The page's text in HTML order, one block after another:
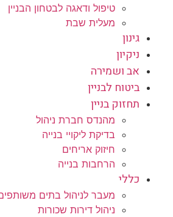
טיפול ודאגה לבטחון הבניין
מעלית שבת
גינון
ניקיון
אב ושמירה
ביטוח לבניין
תחזוק בניין
מהנדס חברת ניהול
בדיקת ליקויי בנייה
חיזוק אריחים
הרחבות בנייה
כללי
מעבר לניהול בתים משותפים
ניהול דירות שכורות